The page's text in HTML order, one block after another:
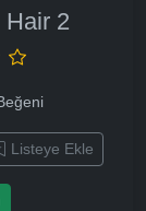
2
Listeye Ekle